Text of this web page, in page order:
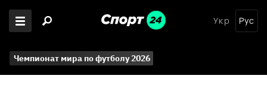
Укр Рус
Чемпионат мира по футболу 2026